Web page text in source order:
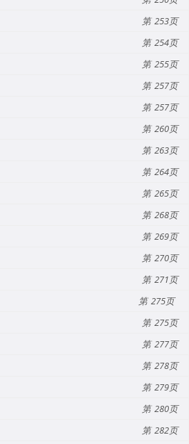
253
254
255
257
257
260
263
264
265
268
269
270
271
275
275
277
278
279
280
282